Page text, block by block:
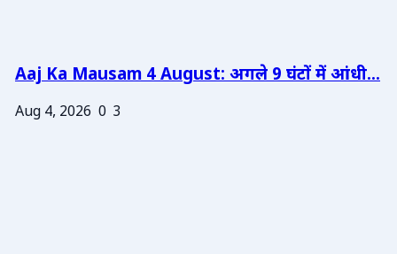
Aaj Ka Mausam 4 August: अगले 9 घंटों में आंधी...
Aug 4, 2026 0 3